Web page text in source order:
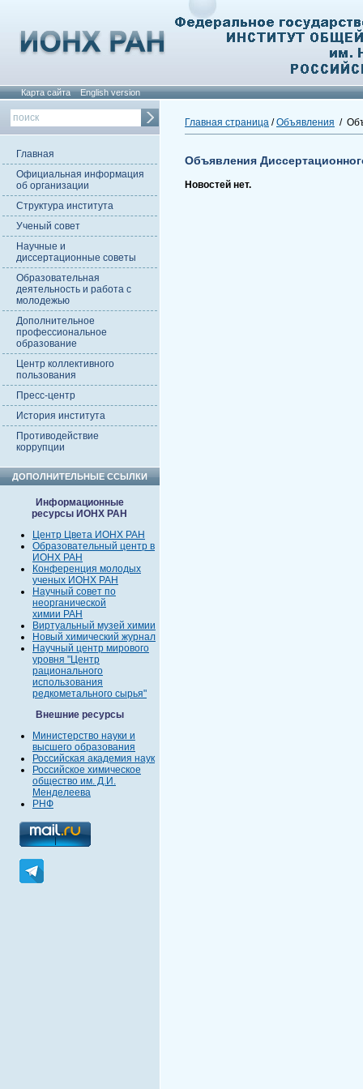
Карта сайта English version
Главная
Официальная информация
об организации
Структура института
Ученый совет
Научные и
диссертационные советы
Образовательная
деятельность и работа с
молодежью
Дополнительное
профессиональное
образование
Центр коллективного
пользования
Пресс-центр
История института
Противодействие
коррупции
ДОПОЛНИТЕЛЬНЫЕ ССЫЛКИ
Информационные
ресурсы ИОНХ РАН
Центр Цвета ИОНХ РАН
Образовательный центр в
ИОНХ РАН
Конференция молодых
ученых ИОНХ РАН
Научный совет по
неорганической
химии РАН
Виртуальный музей химии
Новый химический журнал
Научный центр мирового
уровня "Центр
рационального
использования
редкометального сырья"
Внешние ресурсы
Министерство науки и
высшего образования
Российская академия наук
Российское химическое
общество им. Д.И.
Менделеева
РНФ
Главная страница /Объявления /
Объявления
Новостей нет.